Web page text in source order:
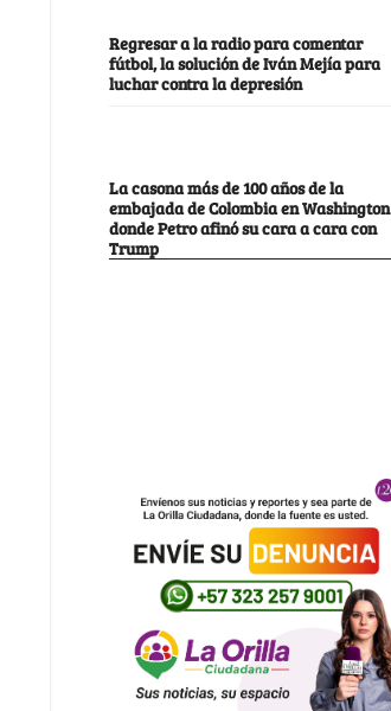
Regresar a la radio para comentar
fútbol, la solución de Iván Mejía para
luchar contra la depresión
La casona más de 100 años de la
embajada de Colombia en Washington
donde Petro afinó su cara a cara con
Trump